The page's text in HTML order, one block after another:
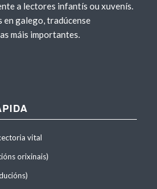
a lectores infantís ou xuvenís.
en galego, tradúcense
máis importantes.
vital
orixinais)